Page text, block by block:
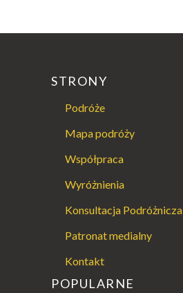
STRONY
Podróże
Mapa podróży
Współpraca
Wyróżnienia
Konsultacja Podróżnicza
Patronat medialny
Kontakt
POPULARNE